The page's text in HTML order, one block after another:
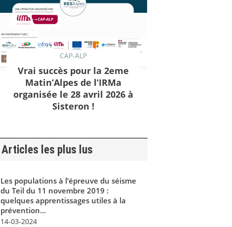
CAP-ALP
Vrai succès pour la 2eme
Matin’Alpes de l’IRMa
organisée le 28 avril 2026 à
Sisteron !
Articles les plus lus
Les populations à l’épreuve du séisme
du Teil du 11 novembre 2019 :
quelques apprentissages utiles à la
prévention...
14-03-2024